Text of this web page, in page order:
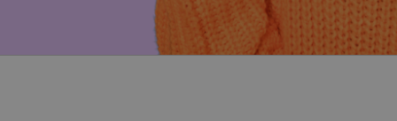
het bedrijf. Contracten zijn per maand